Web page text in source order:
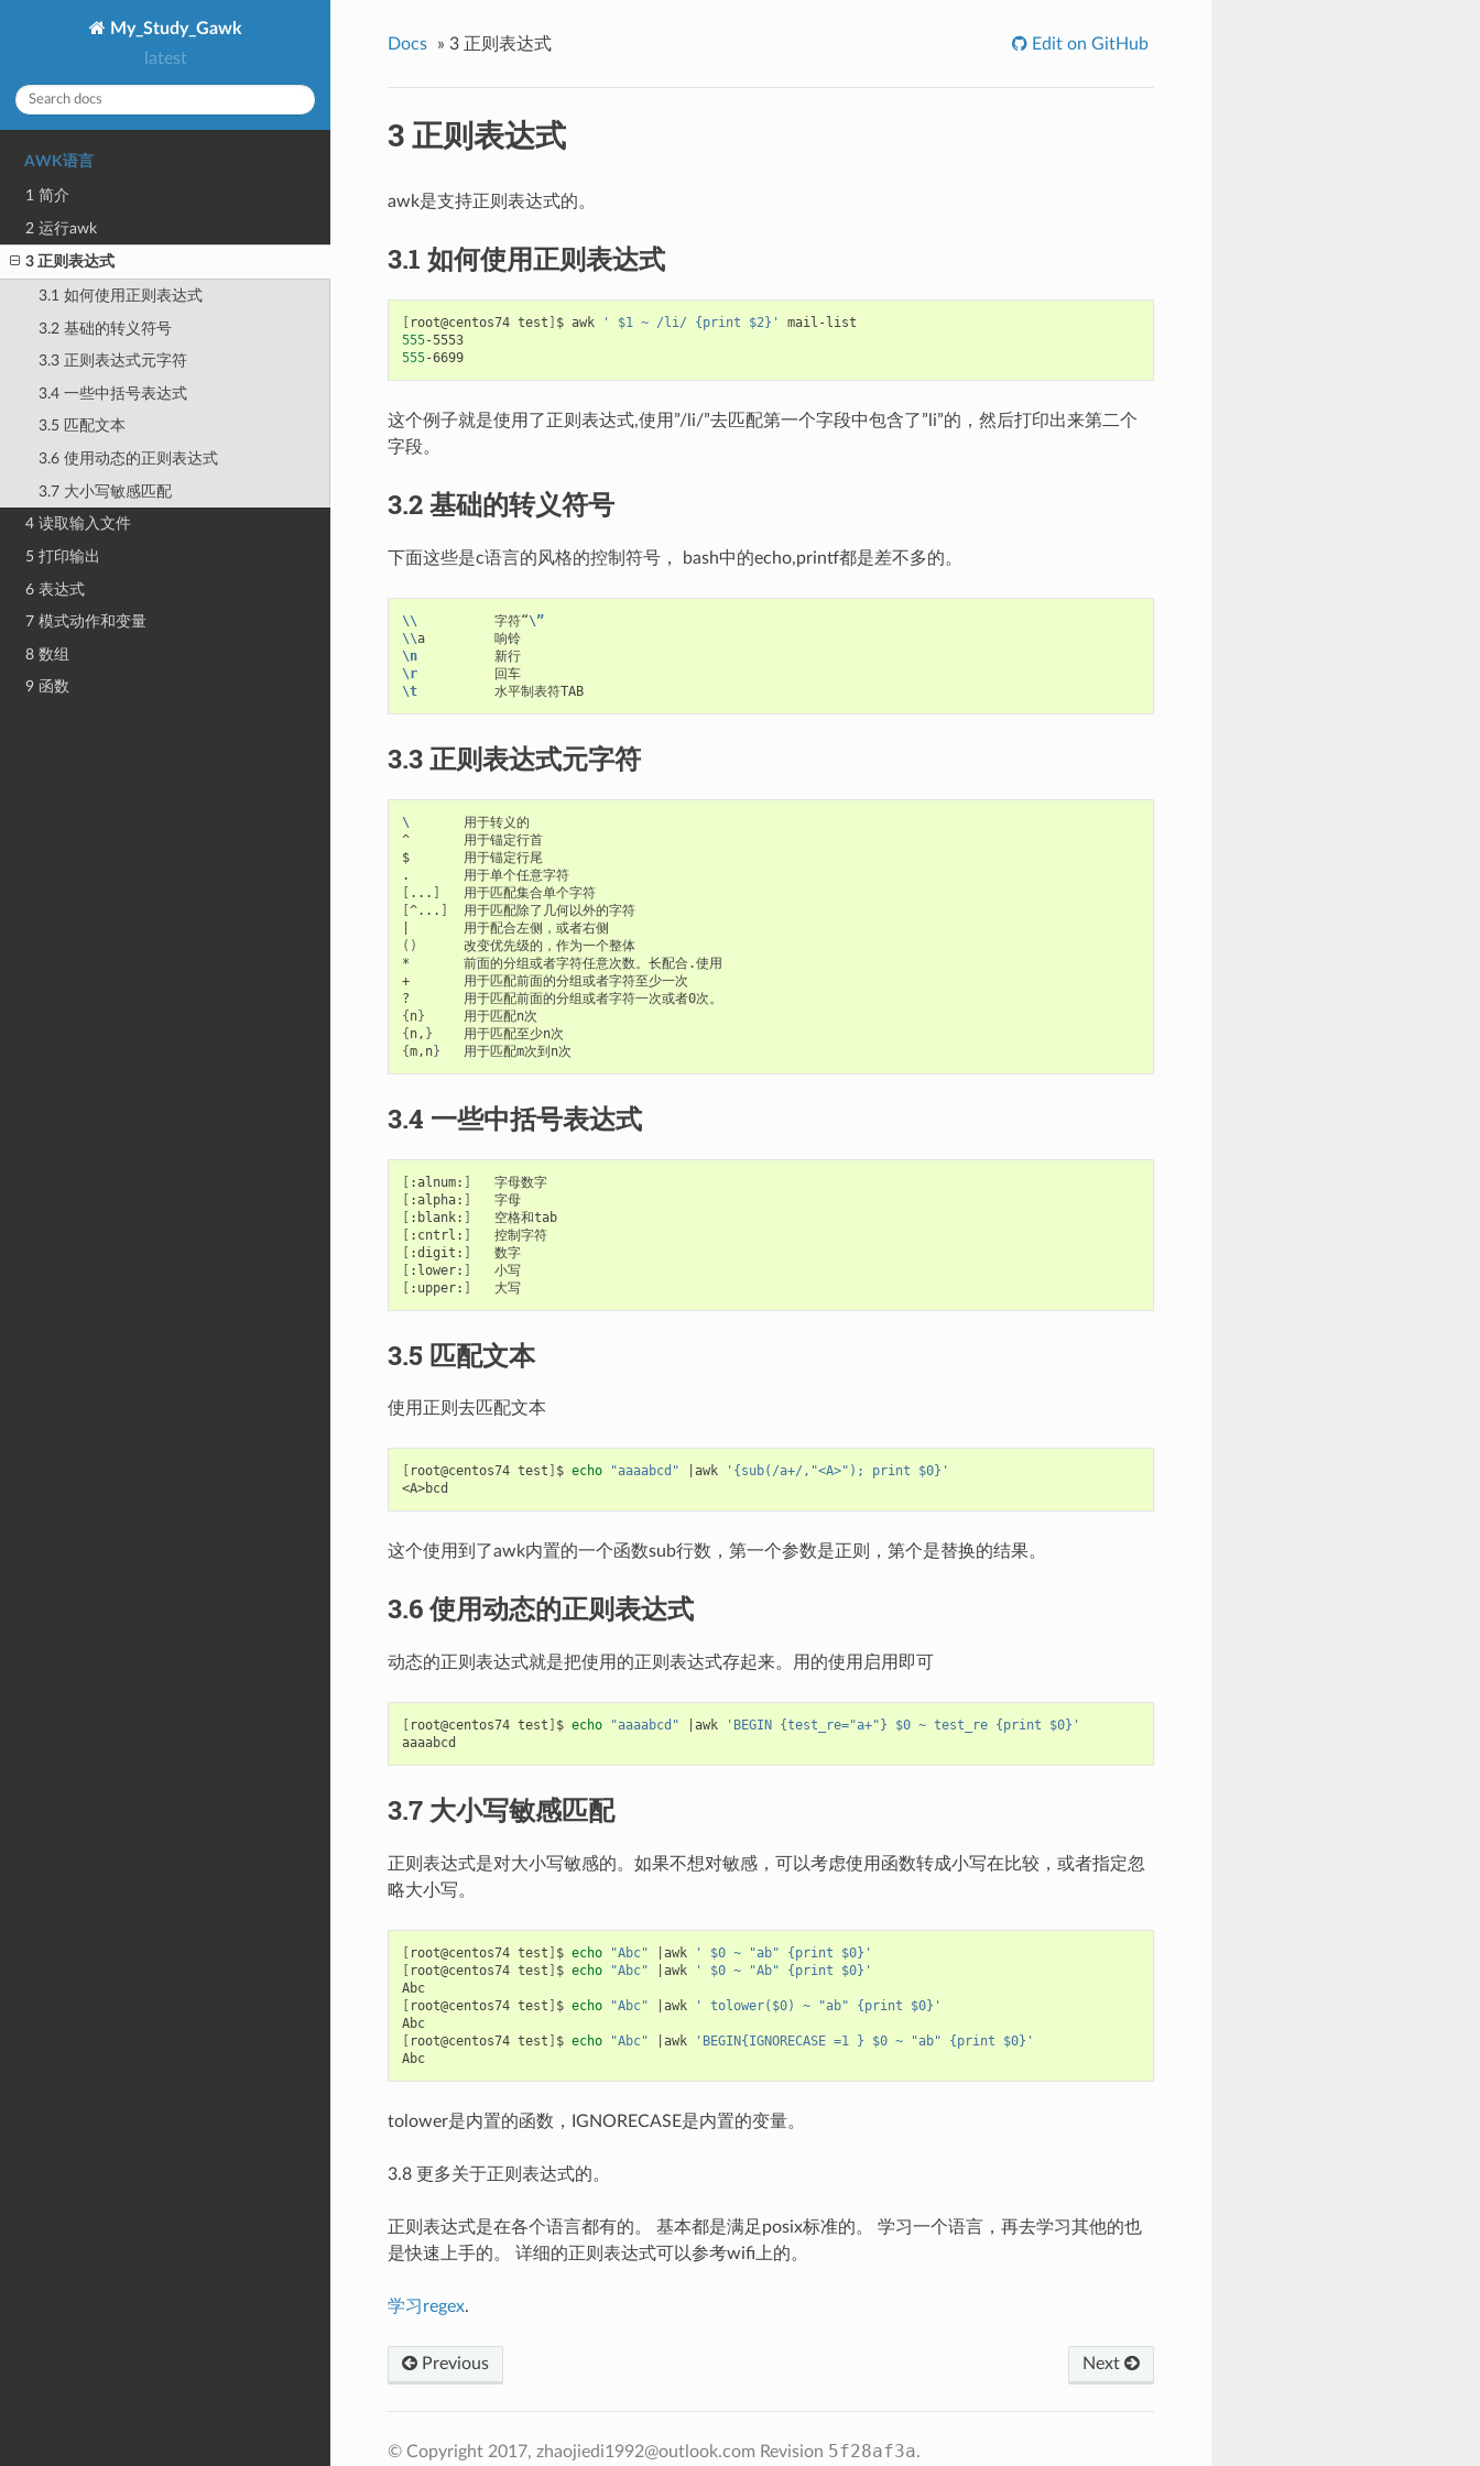
My_Study_Gawk
latest
AWK语言
1 简介
2 运行awk
3 正则表达式
3.1 如何使用正则表达式
3.2 基础的转义符号
3.3 正则表达式元字符
3.4 一些中括号表达式
3.5 匹配文本
3.6 使用动态的正则表达式
3.7 大小写敏感匹配
4 读取输入文件
5 打印输出
6 表达式
7 模式动作和变量
8 数组
9 函数
Docs » 3 正则表达式 Edit on GitHub
3 正则表达式
awk是支持正则表达式的。
3.1 如何使用正则表达式
[ root@centos74 test ] $ awk ' $1 ~ /li/ {print $2}'
555
-5553
555
-6699
这个例子就是使用了正则表达式,使用”/li/”去匹配第一个字段中包含了”li”的，然后打印出来第二个
字段。
3.2 基础的转义符号
下面这些是c语言的风格的控制符号， bash中的echo,printf都是差不多的。
\\
          字符“
\”
\\
a         响铃
\n
          新行
\r
          回车
\t
          水平制表符TAB
3.3 正则表达式元字符
\
      用于转义的
^       用于锚定行首
$       用于锚定行尾
.       用于单个任意字符
[ ... ]
   用于匹配集合单个字符
[^... ]
  用于匹配除了几何以外的字符
()
      改变优先级的，作为一个整体
*       前面的分组或者字符任意次数。长配合.使用
+       用于匹配前面的分组或者字符至少一次
{n}
{n, }
{m,n}
3.4 一些中括号表达式
[ :alnum: ]
   字母数字
[ :alpha: ]
   字母
[ :blank: ]
   空格和tab
[ :cntrl: ]
   控制字符
[ :digit: ]
   数字
[ :lower: ]
   小写
[ :upper: ]
   大写
3.5 匹配文本
使用正则去匹配文本
root@centos74 test $ echo "aaaabcd" awk
'{sub(/a+/,"<A>"); print $0}'
这个使用到了awk内置的一个函数sub行数，第一个参数是正则，第个是替换的结果。
3.6 使用动态的正则表达式
动态的正则表达式就是把使用的正则表达式存起来。用的使用启用即可
root@centos74 test $ echo "aaaabcd" awk
'BEGIN {test_re="a+"} $0 ~ test_re {print $0}'
3.7 大小写敏感匹配
正则表达式是对大小写敏感的。如果不想对敏感，可以考虑使用函数转成小写在比较，或者指定忽
略大小写。
root@centos74 test $ echo "Abc" awk
' $0 ~ "ab" {print $0}'
root@centos74 test $ echo "Abc" awk
' $0 ~ "Ab" {print $0}'
Abc
root@centos74 test $ echo "Abc" awk
' tolower($0) ~ "ab" {print $0}'
Abc
root@centos74 test $ echo "Abc" awk
'BEGIN{IGNORECASE =1 } $0 ~ "ab" {print $0}'
Abc
tolower是内置的函数，IGNORECASE是内置的变量。
3.8 更多关于正则表达式的。
正则表达式是在各个语言都有的。 基本都是满足posix标准的。 学习一个语言，再去学习其他的也
是快速上手的。 详细的正则表达式可以参考wifi上的。
学习regex.
Next
Previous
© Copyright 2017, zhaojiedi1992@outlook.com Revision 5f28af3a.